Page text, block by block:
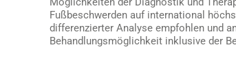
Fußbeschwerden auf international
differenzierter Analyse empfohlen und
Behandlungsmöglichkeit inklusive der